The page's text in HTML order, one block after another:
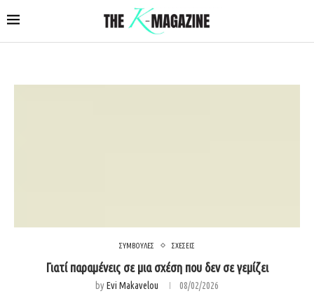
ΣΥΜΒΟΥΛΕΣ ΣΧΕΣΕΙΣ
Γιατί παραμένεις σε μια σχέση που δεν σε γεμίζει
byEvi Makavelou 08/02/2026